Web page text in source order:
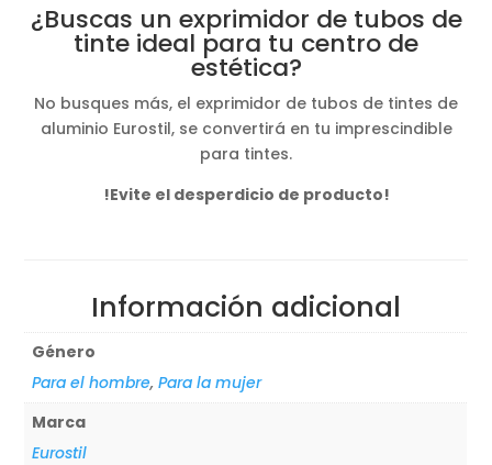
era:
5,00€.
es:
2,60€.
¿Buscas un exprimidor de tubos de
tinte ideal para tu centro de
estética?
No busques más, el exprimidor de tubos de tintes de
aluminio Eurostil, se convertirá en tu imprescindible
para tintes.
!Evite el desperdicio de producto!
Información adicional
Género
Para el hombre,Para la mujer
Marca
Eurostil